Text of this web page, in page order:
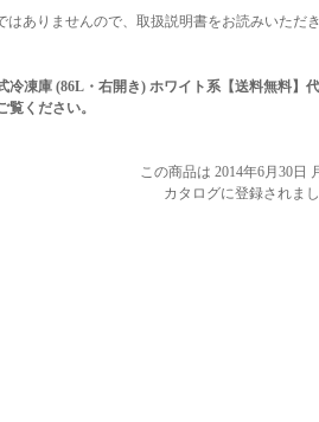
ありませんので、取扱説明書をお読みいただ
冷凍庫 (86L・右開き) ホワイト系【送料無料】
覧ください。
この商品は 2014年6月30日
カタログに登録されまし